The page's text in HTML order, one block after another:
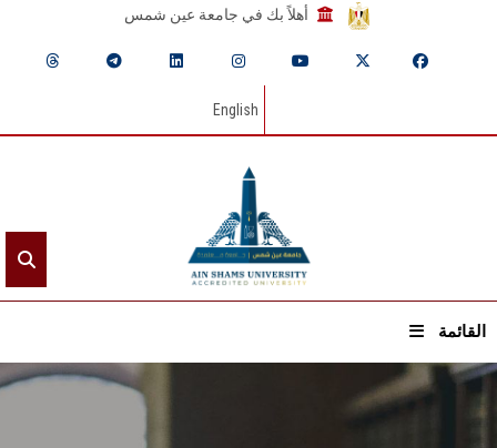
أهلاً بك في جامعة عين شمس
English
القائمة
الرئيسيـة